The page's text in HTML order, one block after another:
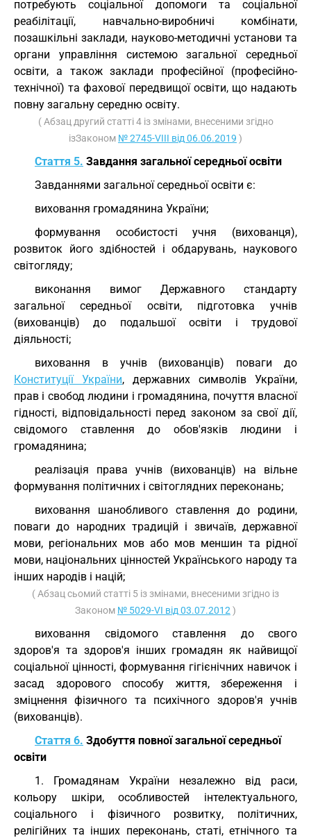
потребують соціальної допомоги та соціальної
реабілітації, навчально-виробничі комбінати,
позашкільні заклади, науково-методичні установи та
органи управління системою загальної середньої
освіти, а також заклади професійної (професійно-
технічної) та фахової передвищої освіти, що надають
повну загальну середню освіту.
( Абзац другий статті 4 із змінами, внесеними згідно
ізЗаконом № 2745-VIII від 06.06.2019 )
Стаття 5. Завдання загальної середньої освіти
Завданнями загальної середньої освіти є:
виховання громадянина України;
формування особистості учня (вихованця),
розвиток його здібностей і обдарувань, наукового
світогляду;
виконання вимог Державного стандарту
загальної середньої освіти, підготовка учнів
(вихованців) до подальшої освіти і трудової
діяльності;
виховання в учнів (вихованців) поваги до
Конституції України, державних символів України,
прав і свобод людини і громадянина, почуття власної
гідності, відповідальності перед законом за свої дії,
свідомого ставлення до обов'язків людини і
громадянина;
реалізація права учнів (вихованців) на вільне
формування політичних і світоглядних переконань;
виховання шанобливого ставлення до родини,
поваги до народних традицій і звичаїв, державної
мови, регіональних мов або мов меншин та рідної
мови, національних цінностей Українського народу та
інших народів і націй;
( Абзац сьомий статті 5 із змінами, внесеними згідно із
Законом № 5029-VI від 03.07.2012 )
виховання свідомого ставлення до свого
здоров'я та здоров'я інших громадян як найвищої
соціальної цінності, формування гігієнічних навичок і
засад здорового способу життя, збереження і
зміцнення фізичного та психічного здоров'я учнів
(вихованців).
Стаття 6. Здобуття повної загальної середньої
освіти
1. Громадянам України незалежно від раси,
кольору шкіри, особливостей інтелектуального,
соціального і фізичного розвитку, політичних,
релігійних та інших переконань, статі, етнічного та